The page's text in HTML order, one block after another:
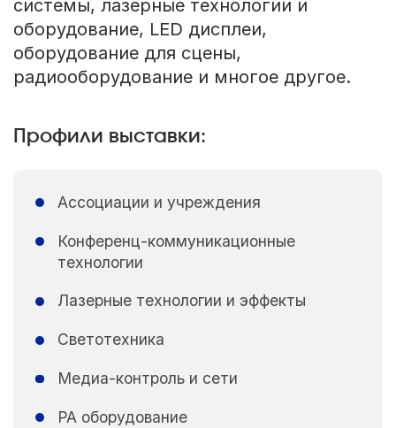
системы, лазерные технологии и
оборудование, LED дисплеи,
оборудование для сцены,
радиооборудование и многое другое.
Профили выставки:
Ассоциации и учреждения
Конференц-коммуникационные
технологии
Лазерные технологии и эффекты
Светотехника
Медиа-контроль и сети
PA оборудование